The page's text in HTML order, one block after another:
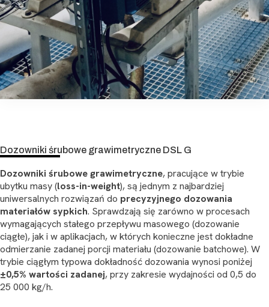
Dozowniki śrubowe grawimetryczne DSL G
Dozowniki śrubowe grawimetryczne, pracujące w trybie
ubytku masy (loss-in-weight), są jednym z najbardziej
uniwersalnych rozwiązań do precyzyjnego dozowania
materiałów sypkich. Sprawdzają się zarówno w procesach
wymagających stałego przepływu masowego (dozowanie
ciągłe), jak i w aplikacjach, w których konieczne jest dokładne
odmierzanie zadanej porcji materiału (dozowanie batchowe). W
trybie ciągłym typowa dokładność dozowania wynosi poniżej
±0,5% wartości zadanej, przy zakresie wydajności od 0,5 do
25 000 kg/h.